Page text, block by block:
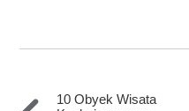
10 Obyek Wisata